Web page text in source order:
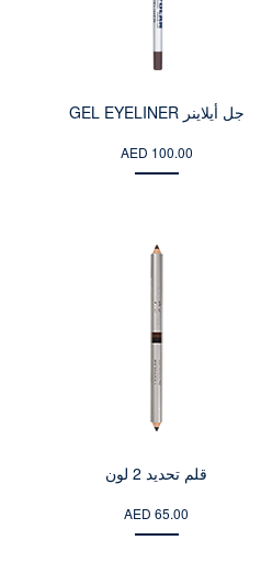
جل أيلاينر GEL EYELINER
AED 100.00
قلم تحديد 2 لون
AED 65.00